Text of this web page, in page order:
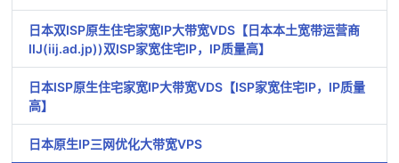
日本双ISP原生住宅家宽IP大带宽VDS【日本本土宽带运营商
IIJ(iij.ad.jp))双ISP家宽住宅IP，IP质量高】
日本ISP原生住宅家宽IP大带宽VDS【ISP家宽住宅IP，IP质量
高】
日本原生IP三网优化大带宽VPS